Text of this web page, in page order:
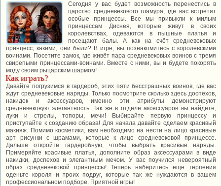
Сегодня у вас будет возможность перенестись в
царство средневекового гламура, где вас встретят
особые принцессы. Все мы привыкли к милым
принцессам Диснея, которые живут в своих
королевствах, одеваются в пышные платья и
посещают балы. А как на счёт средневековых
принцесс, какими, они были? В игре, вы познакомитесь с королевскими
воинами. Посетите замок, где живёт пара средневековых воинов с тремя
свирепыми принцессами-воинами. Вместе с ними, вы и будете покорять
моду своим рыцарским шармом!
Как играть?
Давайте погрузимся в гардероб, этих пяти бесстрашных воинов, где вас
ждут средневековые наряды. Только посмотрите сколько здесь доспехов,
накидок и аксессуаров, именно эти атрибуты демонстрируют
средневековую элегантность. Так же в отделе аксессуаров вы найдёте,
луки и стрелы, топоры, мечи! Выбирайте первую принцессу и
приступайте к созданию образа! Для начала давайте сделаем красивый
макияж. Помимо косметики, вам необходимо на нести на лицо красивые
арт рисунки с шрамами, которые к лицо средневековой принцессе.
Дальше откройте гардеробную, чтобы выбрать красивые наряды.
Примеряйте красивые платья, дополните образ аксессуарами в виде
накидки, доспехов и элегантным мечом. У вас поучился невероятный
образ средневековой принцессы! Теперь наберитесь еще терпения
оденьте короля и троих подруг, которые так же нуждаются в вашем
профессиональном подборе. Приятной игры!